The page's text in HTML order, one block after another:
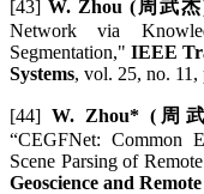
[43] W. Zhou (周武
Network via
Segmentation,"IEEE
Systems, vol. 25, no.
[44] W. Zhou* (周
“CEGFNet: Common
Scene Parsing of
Geoscience and